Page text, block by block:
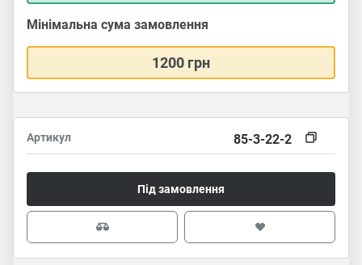
Мінімальна сума замовлення
1200 грн
Артикул 85-3-22-2
Під замовлення